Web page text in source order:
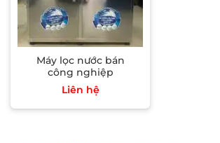
Máy lọc nước bán
công nghiệp
Liên hệ